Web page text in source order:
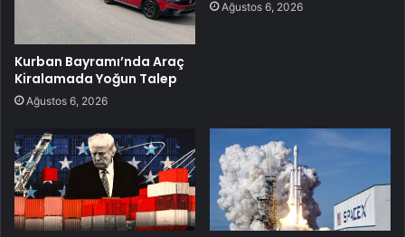
Kurban Bayramı’nda Araç
Kiralamada Yoğun Talep
Ağustos 6, 2026
Ağustos 6, 2026